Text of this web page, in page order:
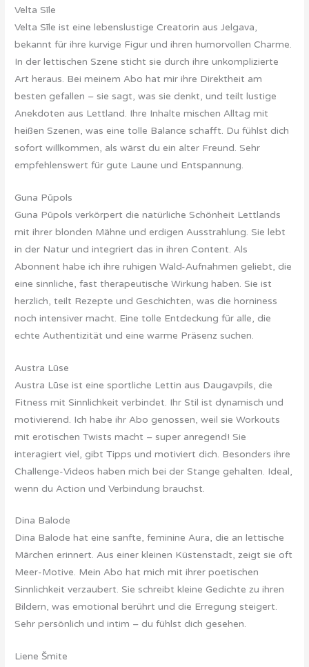
Velta Sīle
Velta Sīle ist eine lebenslustige Creatorin aus Jelgava,
bekannt für ihre kurvige Figur und ihren humorvollen Charme.
In der lettischen Szene sticht sie durch ihre unkomplizierte
Art heraus. Bei meinem Abo hat mir ihre Direktheit am
besten gefallen – sie sagt, was sie denkt, und teilt lustige
Anekdoten aus Lettland. Ihre Inhalte mischen Alltag mit
heißen Szenen, was eine tolle Balance schafft. Du fühlst dich
sofort willkommen, als wärst du ein alter Freund. Sehr
empfehlenswert für gute Laune und Entspannung.
Guna Pūpols
Guna Pūpols verkörpert die natürliche Schönheit Lettlands
mit ihrer blonden Mähne und erdigen Ausstrahlung. Sie lebt
in der Natur und integriert das in ihren Content. Als
Abonnent habe ich ihre ruhigen Wald-Aufnahmen geliebt, die
eine sinnliche, fast therapeutische Wirkung haben. Sie ist
herzlich, teilt Rezepte und Geschichten, was die horniness
noch intensiver macht. Eine tolle Entdeckung für alle, die
echte Authentizität und eine warme Präsenz suchen.
Austra Lūse
Austra Lūse ist eine sportliche Lettin aus Daugavpils, die
Fitness mit Sinnlichkeit verbindet. Ihr Stil ist dynamisch und
motivierend. Ich habe ihr Abo genossen, weil sie Workouts
mit erotischen Twists macht – super anregend! Sie
interagiert viel, gibt Tipps und motiviert dich. Besonders ihre
Challenge-Videos haben mich bei der Stange gehalten. Ideal,
wenn du Action und Verbindung brauchst.
Dina Balode
Dina Balode hat eine sanfte, feminine Aura, die an lettische
Märchen erinnert. Aus einer kleinen Küstenstadt, zeigt sie oft
Meer-Motive. Mein Abo hat mich mit ihrer poetischen
Sinnlichkeit verzaubert. Sie schreibt kleine Gedichte zu ihren
Bildern, was emotional berührt und die Erregung steigert.
Sehr persönlich und intim – du fühlst dich gesehen.
Liene Šmite